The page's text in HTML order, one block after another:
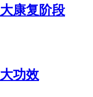
康复阶段
功效